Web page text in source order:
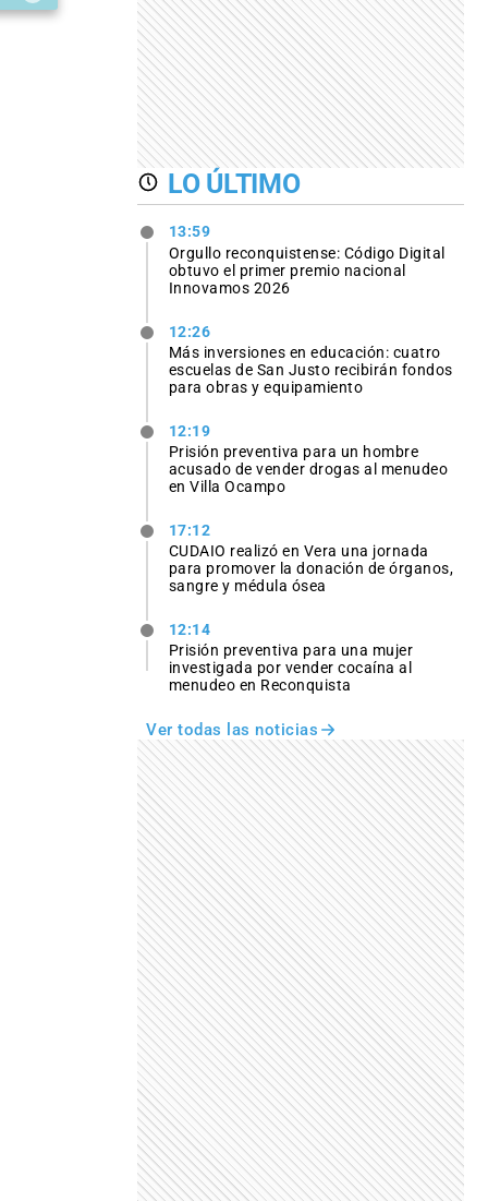
LO ÚLTIMO
13:59
Orgullo reconquistense: Código Digital
obtuvo el primer premio nacional
Innovamos 2026
12:26
Más inversiones en educación: cuatro
escuelas de San Justo recibirán fondos
para obras y equipamiento
12:19
Prisión preventiva para un hombre
acusado de vender drogas al menudeo
en Villa Ocampo
17:12
CUDAIO realizó en Vera una jornada
para promover la donación de órganos,
sangre y médula ósea
12:14
Prisión preventiva para una mujer
investigada por vender cocaína al
menudeo en Reconquista
Ver todas las noticias